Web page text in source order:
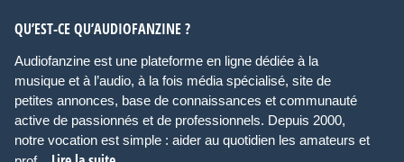
QU’EST-CE QU’AUDIOFANZINE ?
Audiofanzine est une plateforme en ligne dédiée à la
musique et à l’audio, à la fois média spécialisé, site de
petites annonces, base de connaissances et communauté
active de passionnés et de professionnels. Depuis 2000,
notre vocation est simple : aider au quotidien les amateurs et